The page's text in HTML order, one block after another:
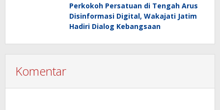
Perkokoh Persatuan di Tengah Arus
Disinformasi Digital, Wakajati Jatim
Hadiri Dialog Kebangsaan
Komentar